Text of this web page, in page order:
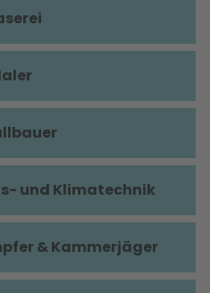
und Klimatechnik
& Kammerjäger